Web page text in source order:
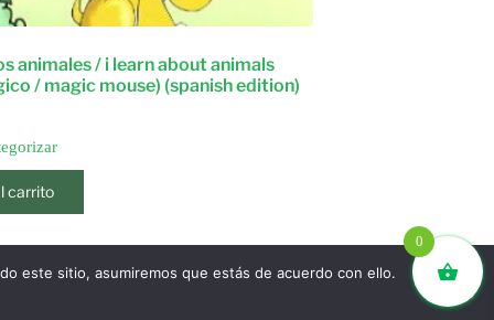
animales / i learn about animals
/ magic mouse) (spanish edition)
carrito
0
este sitio, asumiremos que estás de acuerdo con ello.